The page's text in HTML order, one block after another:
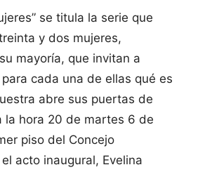
se titula la serie que
y dos mujeres,
mayoría, que invitan a
cada una de ellas qué es
abre sus puertas de
la hora 20 de martes 6 de
piso del Concejo
acto inaugural, Evelina